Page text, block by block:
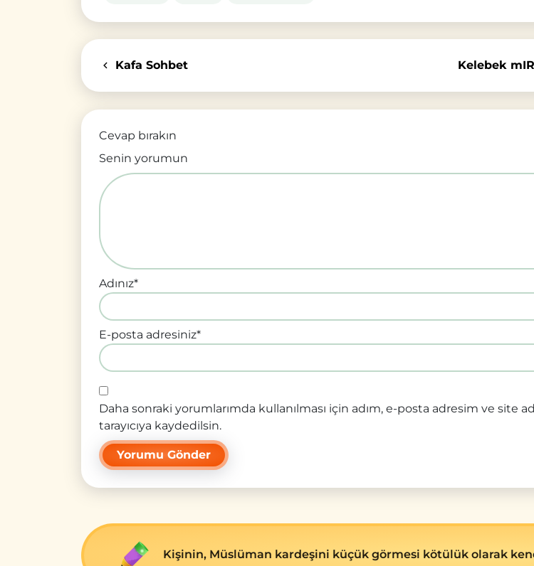
Kafa Sohbet Kelebek
Cevap bırakın
Senin yorumun
Adınız*
E-posta adresiniz*
Daha sonraki yorumlarımda kullanılması için adım, e-posta adresim ve site
tarayıcıya kaydedilsin.
Kişinin, Müslüman kardeşini küçük görmesi kötülük olarak